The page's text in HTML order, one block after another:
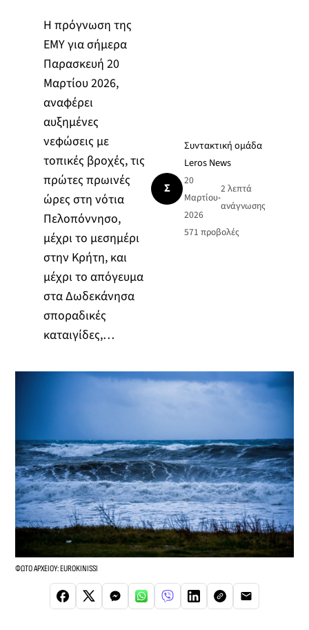
Η πρόγνωση της
ΕΜΥ για σήμερα
Παρασκευή 20
Μαρτίου 2026,
αναφέρει
αυξημένες
νεφώσεις με
τοπικές βροχές, τις
πρώτες πρωινές
ώρες στη νότια
Πελοπόννησο,
μέχρι το μεσημέρι
στην Κρήτη, και
μέχρι το απόγευμα
στα Δωδεκάνησα
σποραδικές
καταιγίδες,…
Σ
Συντακτική ομάδα
Leros News
20
Μαρτίου
2026
•
2 λεπτά
ανάγνωσης
571 προβολές
ΦΩΤΟ ΑΡΧΕΙΟΥ: EUROKINISSI